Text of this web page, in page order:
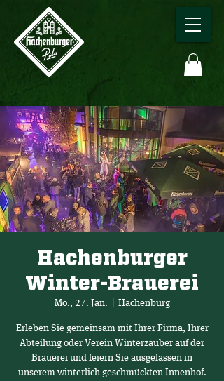
Hachenburger
Winter-Brauerei
Mo., 27. Jan. Hachenburg
Erleben Sie gemeinsam mit Ihrer Firma, Ihrer
Abteilung oder Verein Winterzauber auf der
Brauerei und feiern Sie ausgelassen in
unserem winterlich geschmückten Innenhof.